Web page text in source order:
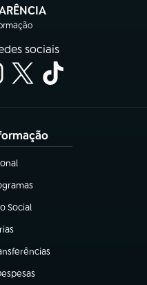
em nova aba)
sociais
nova aba)
aba)
Social
aba)
nova aba)
aba)